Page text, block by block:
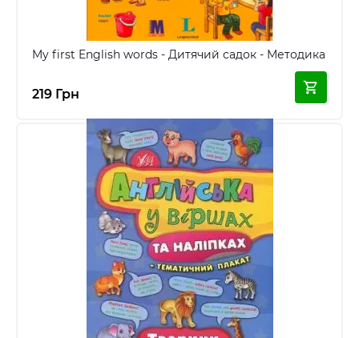
My first English words - Дитячий садок - Методика
219 Грн